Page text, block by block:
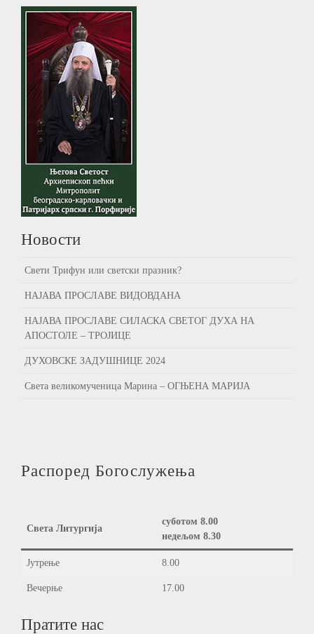
Новости
Свети Трифун или светски празник?
НАЈАВА ПРОСЛАВЕ ВИДОВДАНА
НАЈАВА ПРОСЛАВЕ СИЛАСКА СВЕТОГ ДУХА НА
АПОСТОЛЕ – ТРОЈИЦЕ
ДУХОВСКЕ ЗАДУШНИЦЕ 2024
Света великомученица Марина – ОГЊЕНА МАРИЈА
Распоред Богослужења
Света Литургија
суботом 8.00
недељом 8.30
Јутрење 8.00
Вечерње 17.00
Пратите нас